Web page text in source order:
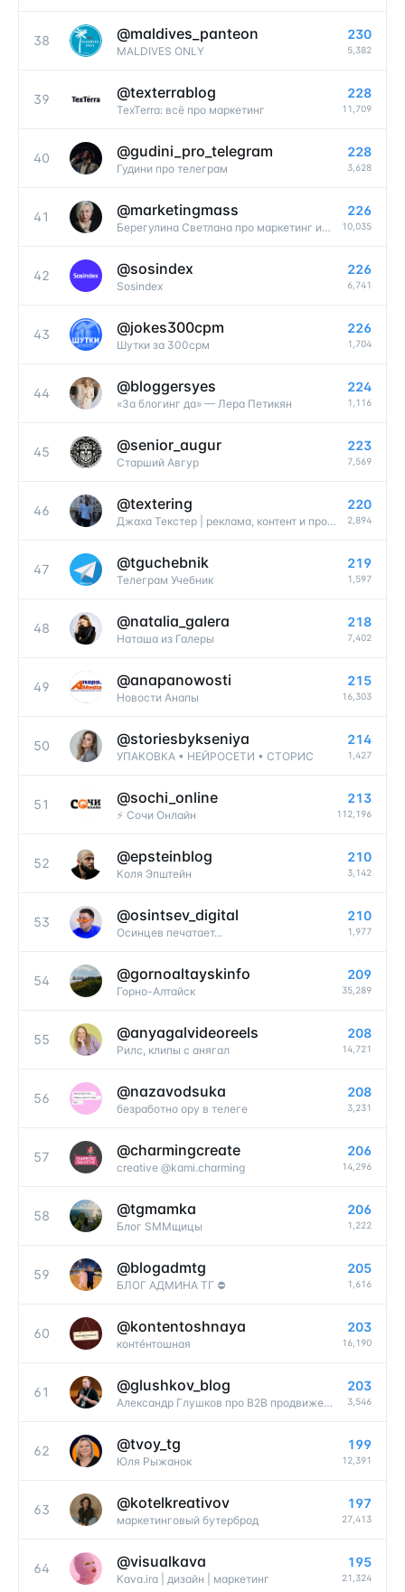
38 @maldives_panteon
MALDIVES ONLY
230
5,382
39 @texterrablog
TexTerra: всё про маркетинг
228
11,709
40 @gudini_pro_telegram
Гудини про телеграм
228
3,628
41 @marketingmass
Берегулина Светлана про маркетинг и рост
226
10,035
42 @sosindex
Sosindex
226
6,741
43 @jokes300cpm
Шутки за 300срм
226
1,704
44 @bloggersyes
«За блогинг да» — Лера Петикян
224
1,116
45 @senior_augur
Старший Авгур
223
7,569
46 @textering
Джаха Текстер | реклама, контент и продажи
220
2,894
47 @tguchebnik
Телеграм Учебник ️
219
1,597
48 @natalia_galera
Наташа из Галеры
218
7,402
49 @anapanowosti
Новости Анапы
215
16,303
50 @storiesbykseniya
УПАКОВКА • НЕЙРОСЕТИ • СТОРИС
214
1,427
51 @sochi_online
⚡️ Сочи Онлайн
213
112,196
52 @epsteinblog
Коля Эпштейн
210
3,142
53 @osintsev_digital
Осинцев печатает...
210
1,977
54 @gornoaltayskinfo
Горно-Алтайск
209
35,289
55 @anyagalvideoreels
Рилс, клипы с анягал
208
14,721
56 @nazavodsuka
безработно ору в телеге
208
3,231
57 @charmingcreate
creative @kami.charming
206
14,296
58 @tgmamka
Блог SMMщицы
206
1,222
59 @blogadmtg
БЛОГ АДМИНА ТГ ⛔️
205
1,616
60 @kontentoshnaya
контéнтошная
203
16,190
61 @glushkov_blog
Александр Глушков про B2B продвижение
203
3,546
62 @tvoy_tg
Юля Рыжанок
199
12,391
63 @kotelkreativov
маркетинговый бутерброд
197
27,413
64 @visualkava
Kava.ira | дизайн | маркетинг
195
21,324